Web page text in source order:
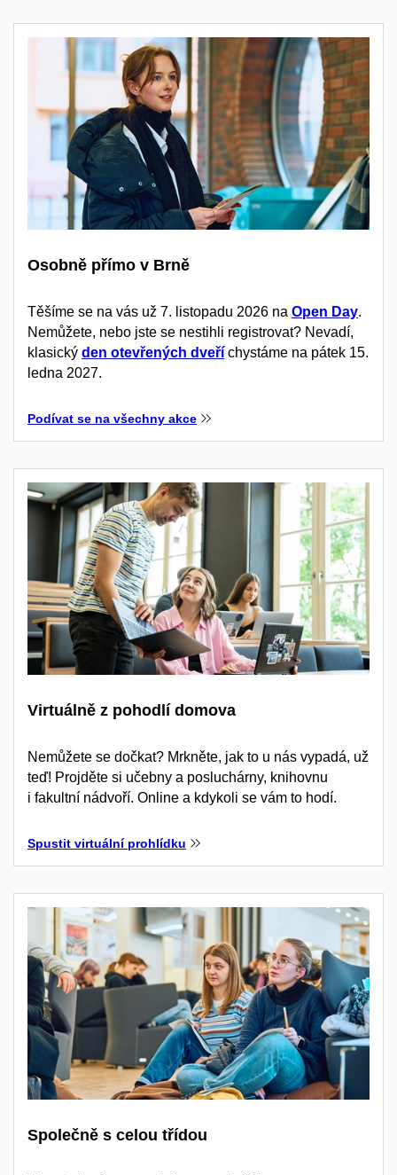
Osobně přímo v Brně
Těšíme se na vás už 7. listopadu 2026 na Open Day.
Nemůžete, nebo jste se nestihli registrovat? Nevadí,
klasický den otevřených dveří chystáme na pátek 15.
ledna 2027.
Podívat se na všechny akce
Virtuálně z pohodlí domova
Nemůžete se dočkat? Mrkněte, jak to u nás vypadá, už
teď! Projděte si učebny a posluchárny, knihovnu
i fakultní nádvoří. Online a kdykoli se vám to hodí.
Spustit virtuální prohlídku
Společně s celou třídou